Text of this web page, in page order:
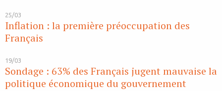
25/03
Inflation : la première préoccupation des
Français
19/03
Sondage : 63% des Français jugent mauvaise la
politique économique du gouvernement